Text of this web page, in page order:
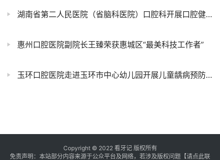
湖南省第二人民医院（省脑科医院）口腔科开展口腔健康系列主题宣传活动
惠州口腔医院副院长王臻荣获惠城区“最美科技工作者”
玉环口腔医院走进玉环市中心幼儿园开展儿童龋病预防公益项目
Copyright © 2022 看牙记 版权所有
免责声明：本站部分内容来源于公众平台及网络，若涉及版权问题【请点此联